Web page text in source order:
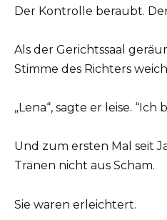
Der Kontrolle beraubt.
Als der Gerichtssaal
Stimme des Richters
„Lena“, sagte er leise. “Ich
Und zum ersten Mal seit
Tränen nicht aus Scham.
Sie waren erleichtert.